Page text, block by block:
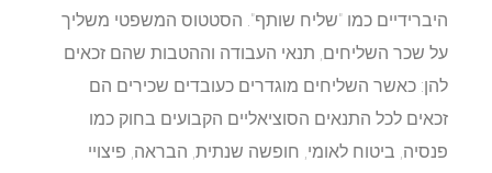
היברידיים כמו "שליח שותף". הסטטוס המשפטי משליך
על שכר השליחים, תנאי העבודה וההטבות שהם זכאים
להן: כאשר השליחים מוגדרים כעובדים שכירים הם
זכאים לכל התנאים הסוציאליים הקבועים בחוק כמו
פנסיה, ביטוח לאומי, חופשה שנתית, הבראה, פיצויי